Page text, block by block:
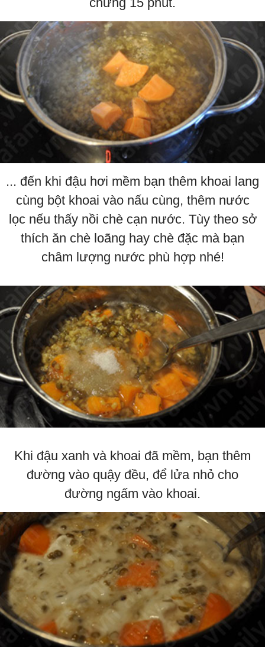
... đến khi đậu hơi mềm bạn thêm khoai lang
cùng bột khoai vào nấu cùng, thêm nước
lọc nếu thấy nồi chè cạn nước. Tùy theo sở
thích ăn chè loãng hay chè đặc mà bạn
châm lượng nước phù hợp nhé!
Khi đậu xanh và khoai đã mềm, bạn thêm
đường vào quậy đều, để lửa nhỏ cho
đường ngấm vào khoai.